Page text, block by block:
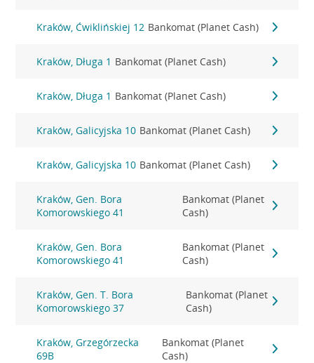
Kraków, Ćwiklińskiej 12 Bankomat (Planet Cash)
Kraków, Długa 1 Bankomat (Planet Cash)
Kraków, Długa 1 Bankomat (Planet Cash)
Kraków, Galicyjska 10 Bankomat (Planet Cash)
Kraków, Galicyjska 10 Bankomat (Planet Cash)
Kraków, Gen. Bora
Komorowskiego 41
Bankomat (Planet
Cash)
Kraków, Gen. Bora
Komorowskiego 41
Bankomat (Planet
Cash)
Kraków, Gen. T. Bora
Komorowskiego 37
Bankomat (Planet
Cash)
Kraków, Grzegórzecka
69B
Bankomat (Planet
Cash)